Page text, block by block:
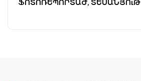
ՖՈՏՈՌԵՊՈՐՏԱԺ, ՏԵՍԱՆՅՈւԹ